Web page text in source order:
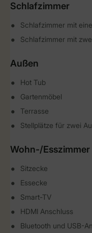
Schlafzimmer
Schlafzimmer mit
Schlafzimmer mit
Außen
Hot Tub
Gartenmöbel
Terrasse
Stellplätze für zwei
Wohn-/Esszimmer
Sitzecke
Essecke
Smart-TV
HDMI Anschluss
Bluetooth und USB-